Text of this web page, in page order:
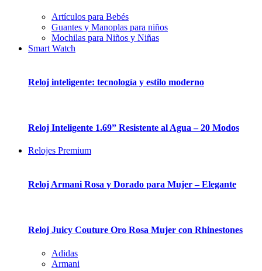
Artículos para Bebés
Guantes y Manoplas para niños
Mochilas para Niños y Niñas
Smart Watch
Reloj inteligente: tecnología y estilo moderno
Reloj Inteligente 1.69” Resistente al Agua – 20 Modos
Relojes Premium
Reloj Armani Rosa y Dorado para Mujer – Elegante
Reloj Juicy Couture Oro Rosa Mujer con Rhinestones
Adidas
Armani